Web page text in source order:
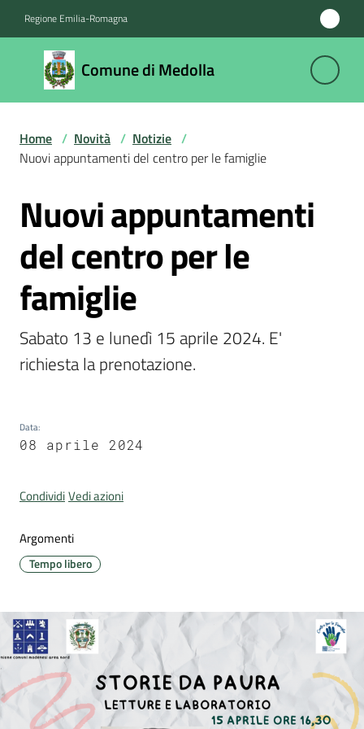
Regione Emilia-Romagna
Comune di Medolla
Comune
di
Medolla
Novità
Menu selezionato
Servizi
Vivere
il
Comune
Portale
Prenota
appuntamento
Sportello
telematico
SUE
Tutti
gli
Home / Novità / Notizie /
Nuovi appuntamenti del centro per le famiglie
Salta al contenuto
Nuovi appuntamenti
del centro per le
famiglie
Sabato 13 e lunedì 15 aprile 2024. E'
richiesta la prenotazione.
Data:
08 aprile 2024
CondividiVedi azioni
Argomenti
Tempo libero